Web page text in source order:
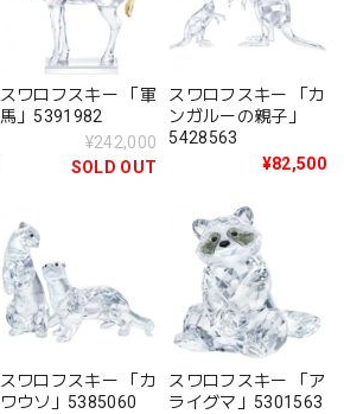
スワロフスキー 「軍
馬」5391982
¥242,000
SOLD OUT
スワロフスキー 「カ
ンガルーの親子」
5428563
¥82,500
スワロフスキー 「カ
ワウソ」5385060
スワロフスキー 「ア
ライグマ」5301563